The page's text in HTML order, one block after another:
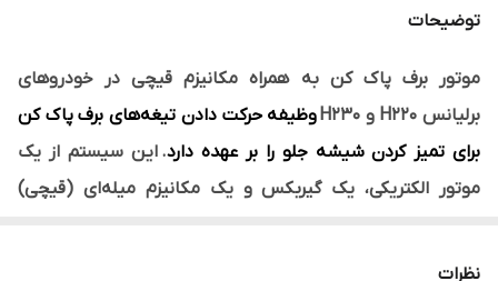
نوع محصول
توضیحات
موتور برف پاک کن به همراه مکانیزم قیچی در خودروهای
برلیانس H220 و H230
وظیفه حرکت دادن تیغه‌های برف پاک کن
برای تمیز کردن شیشه جلو را بر عهده دارد. این سیستم از یک
موتور الکتریکی، یک گیربکس و یک مکانیزم میله‌ای (قیچی)
مکانیکی، گیربکس را به حرکت درمی‌آورد. گیربکس نیز با کاهش
نظرات